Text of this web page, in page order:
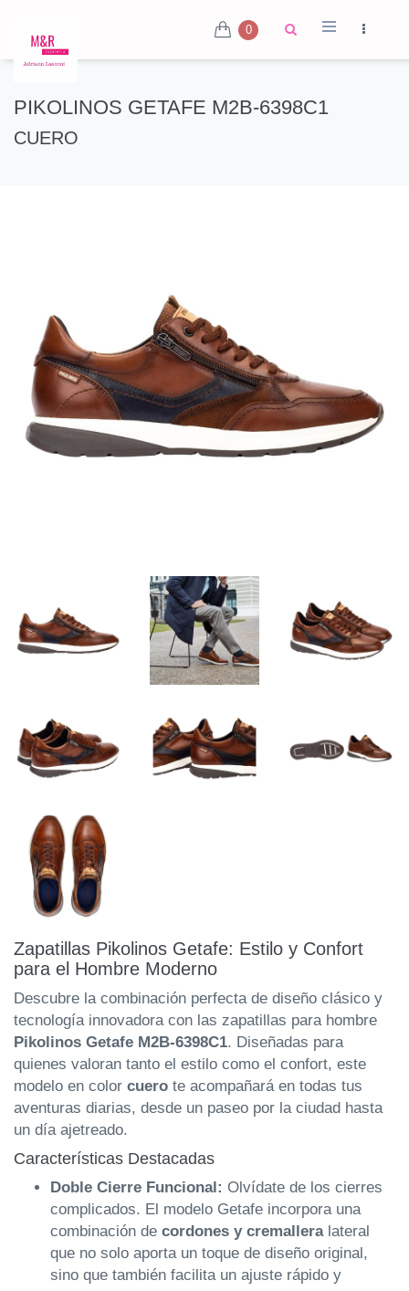
0
PIKOLINOS GETAFE M2B-6398C1
CUERO
Zapatillas Pikolinos Getafe: Estilo y Confort
para el Hombre Moderno
Descubre la combinación perfecta de diseño clásico y
tecnología innovadora con las zapatillas para hombre
Pikolinos Getafe M2B-6398C1. Diseñadas para
quienes valoran tanto el estilo como el confort, este
modelo en color cuero te acompañará en todas tus
aventuras diarias, desde un paseo por la ciudad hasta
un día ajetreado.
Características Destacadas
Doble Cierre Funcional: Olvídate de los cierres
complicados. El modelo Getafe incorpora una
combinación de cordones y cremalleralateral
que no solo aporta un toque de diseño original,
sino que también facilita un ajuste rápido y